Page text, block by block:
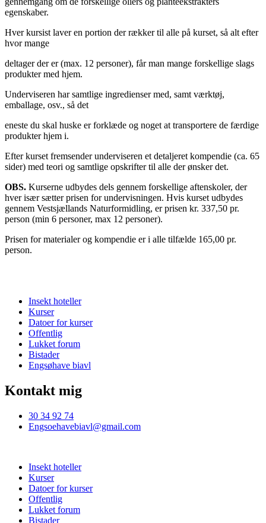
egenskaber.
Hver kursist laver en portion der rækker til alle på kurset, så alt efter
hvor mange
deltager der er (max. 12 personer), får man mange forskellige slags
produkter med hjem.
Underviseren har samtlige ingredienser med, samt værktøj,
emballage, osv., så det
eneste du skal huske er forklæde og noget at transportere de færdige
produkter hjem i.
Efter kurset fremsender underviseren et detaljeret kompendie (ca. 65
sider) med teori og samtlige opskrifter til alle der ønsker det.
OBS. Kurserne udbydes dels gennem forskellige aftenskoler, der
hver især sætter prisen for undervisningen. Hvis kurset udbydes
gennem Vestsjællands Naturformidling, er prisen kr. 337,50 pr.
person (min 6 personer, max 12 personer).
Prisen for materialer og kompendie er i alle tilfælde 165,00 pr.
person.
Insekt hoteller
Kurser
Datoer for kurser
Offentlig
Lukket forum
Bistader
Engsøhave biavl
Kontakt mig
30 34 92 74
Engsoehavebiavl@gmail.com
Insekt hoteller
Kurser
Datoer for kurser
Offentlig
Lukket forum
Bistader